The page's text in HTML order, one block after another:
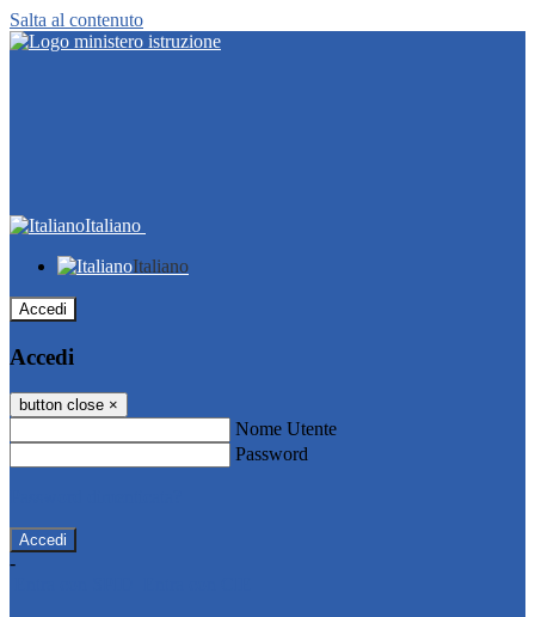
Salta al contenuto
Italiano
Italiano
Accedi
Accedi
button close ×
Nome Utente
Password
-